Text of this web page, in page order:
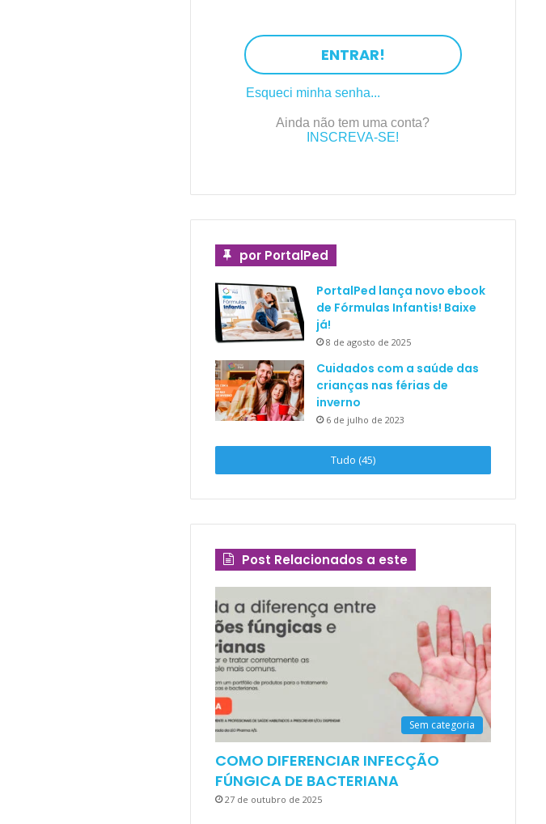
ENTRAR!
Esqueci minha senha...
Ainda não tem uma conta?
INSCREVA-SE!
por PortalPed
PortalPed lança novo ebook
de Fórmulas Infantis! Baixe
já!
8 de agosto de 2025
Cuidados com a saúde das
crianças nas férias de
inverno
6 de julho de 2023
Tudo (45)
Post Relacionados a este
Sem categoria
COMO DIFERENCIAR INFECÇÃO
FÚNGICA DE BACTERIANA
27 de outubro de 2025